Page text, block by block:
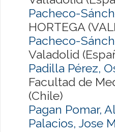
Pacheco-
HORTEGA
Pacheco-
Valadolid
Padilla Pérez,
Facultad de
(Chile)
Pagan Pomar,
Palacios, Jose